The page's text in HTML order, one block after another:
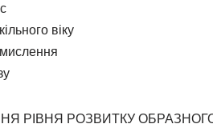
віку
мислення
РІВНЯ РОЗВИТКУ